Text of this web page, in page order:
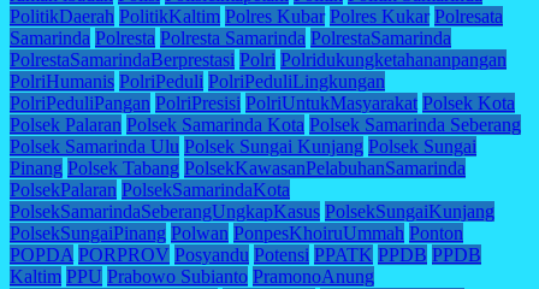
PolitikDaerah PolitikKaltim Polres Kubar Polres Kukar Polresata
Samarinda Polresta Polresta Samarinda PolrestaSamarinda
PolrestaSamarindaBerprestasi Polri Polridukungketahananpangan
PolriHumanis PolriPeduli PolriPeduliLingkungan
PolriPeduliPangan PolriPresisi PolriUntukMasyarakat Polsek Kota
Polsek Palaran Polsek Samarinda Kota Polsek Samarinda Seberang
Polsek Samarinda Ulu Polsek Sungai Kunjang Polsek Sungai
Pinang Polsek Tabang PolsekKawasanPelabuhanSamarinda
PolsekPalaran PolsekSamarindaKota
PolsekSamarindaSeberangUngkapKasus PolsekSungaiKunjang
PolsekSungaiPinang Polwan PonpesKhoiruUmmah Ponton
POPDA PORPROV Posyandu Potensi PPATK PPDB PPDB
Kaltim PPU Prabowo Subianto PramonoAnung